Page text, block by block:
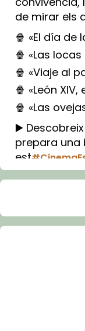
de mirar els
🍿 «El día de
🍿 «Las
🍿 «Viaje al
🍿 «León
🍿 «Las
▶️
prepara una
est
Imatge:
View on Facebook ·